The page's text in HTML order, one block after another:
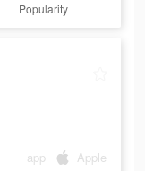
Popularity
app Apple